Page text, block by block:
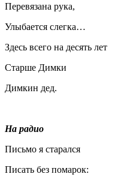
Перевязана рука,
Улыбается слегка…
Здесь всего на десять лет
Старше Димки
Димкин дед.
На радио
Письмо я старался
Писать без помарок: